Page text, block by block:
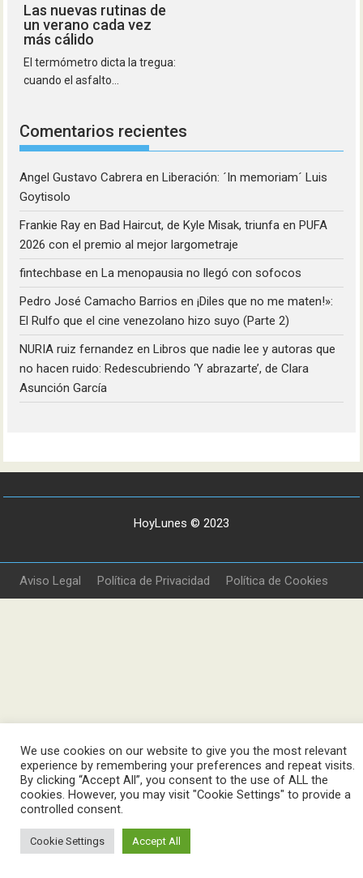
Las nuevas rutinas de
un verano cada vez
más cálido
El termómetro dicta la tregua:
cuando el asfalto...
Comentarios recientes
Angel Gustavo Cabrera enLiberación: ´In memoriam´ Luis
Goytisolo
Frankie Ray enBad Haircut, de Kyle Misak, triunfa en PUFA
2026 con el premio al mejor largometraje
fintechbase enLa menopausia no llegó con sofocos
Pedro José Camacho Barrios en¡Diles que no me maten!»:
El Rulfo que el cine venezolano hizo suyo (Parte 2)
NURIA ruiz fernandez enLibros que nadie lee y autoras que
no hacen ruido: Redescubriendo ‘Y abrazarte’, de Clara
Asunción García
HoyLunes © 2023
We use cookies on our website to give you the most relevant
experience by remembering your preferences and repeat visits.
By clicking “Accept All”, you consent to the use of ALL the
cookies. However, you may visit "Cookie Settings" to provide a
controlled consent.
Cookie Settings Accept All
Aviso Legal Política de Privacidad Política de Cookies